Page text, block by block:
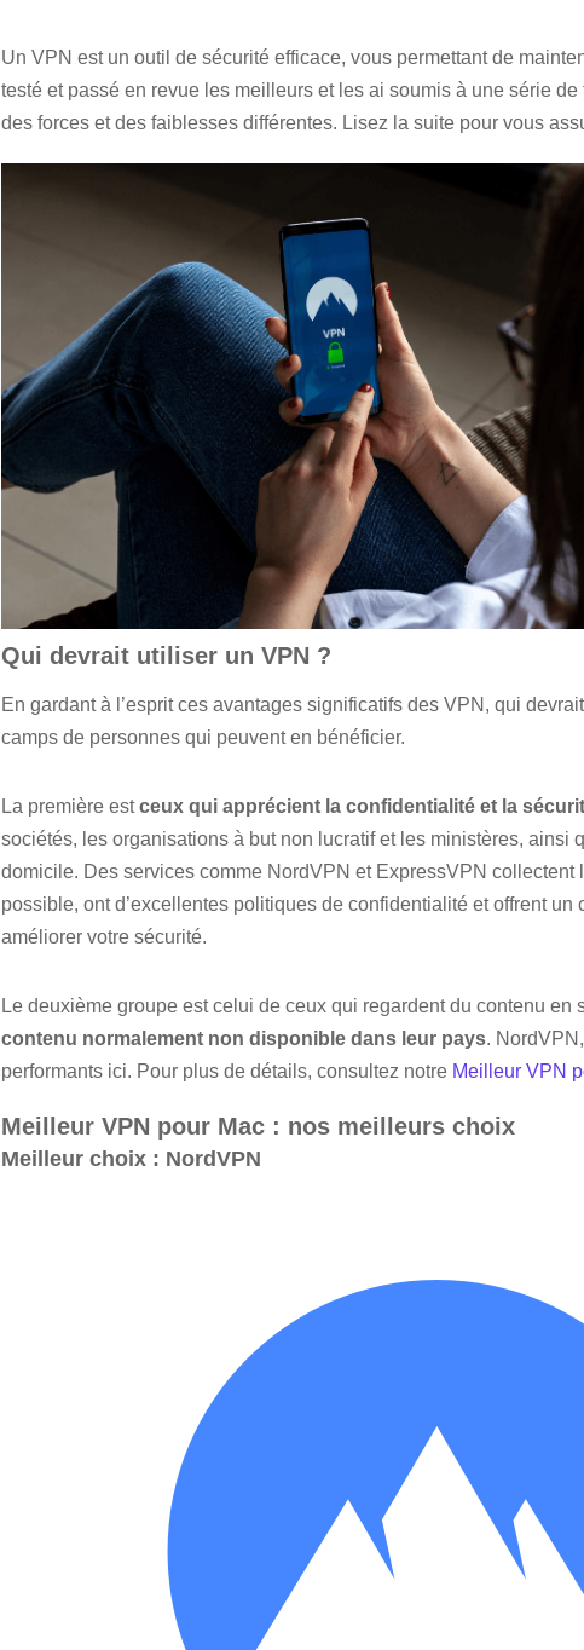
Un VPN est un outil de sécurité efficace, vous permettant de
testé et passé en revue les meilleurs et les ai soumis à une série
des forces et des faiblesses différentes. Lisez la suite pour vous
Qui devrait utiliser un VPN ?
En gardant à l’esprit ces avantages significatifs des VPN, qui
camps de personnes qui peuvent en bénéficier.
La première estceux qui apprécient la confidentialité et la
sociétés, les organisations à but non lucratif et les ministères, ainsi
domicile. Des services comme NordVPN et ExpressVPN collectent
possible, ont d’excellentes politiques de confidentialité et offrent un
améliorer votre sécurité.
Le deuxième groupe est celui de ceux qui regardent du contenu en
contenu normalement non disponible dans leur pays.
performants ici. Pour plus de détails, consultez notre Meilleur VPN
Meilleur VPN pour Mac : nos meilleurs choix
Meilleur choix : NordVPN